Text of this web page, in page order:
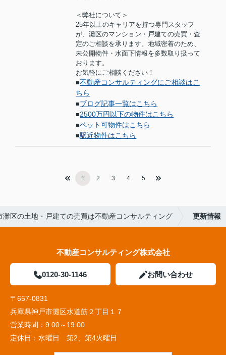
＜弊社について＞
25年以上のキャリアを持つ専門スタッフ
が、灘区のマンション・戸建ての売買・査
定のご相談を承ります。地域密着のため、
未公開物件・水面下情報を多数取り扱って
おります。
お気軽にご相談ください！
■不動産コンサルティングにご相談はこ
ちら
■ブログ記事一覧はこちら
■2500万円以下の物件はこちら
■ペット可物件はこちら
■駅近物件はこちら
1 2 3 4 5
灘区の土地・戸建ての売買は不動産コンサルティング 更新情報
不動産コンサルティング株式会社
0120-30-1146 お問い合わせ
〒657-0831
兵庫県神戸市灘区水道筋２丁目１７
営業時間： 9:00～19:00
定休日： 水曜日 第2、第4火曜日